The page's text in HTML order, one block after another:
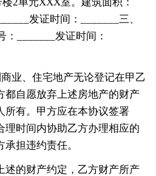
发证时间：_______三、
_______发证时间：
业、住宅地产无论登记在甲乙
都自愿放弃上述房地产的财产
所有。甲方应在本协议签署
理时间内协助乙方办理相应的
担违约责任。
述的财产约定，乙方财产所产